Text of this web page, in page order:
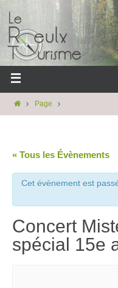
Page
« Tous les Évènements
Cet évènement est
Concert
spécial 15e